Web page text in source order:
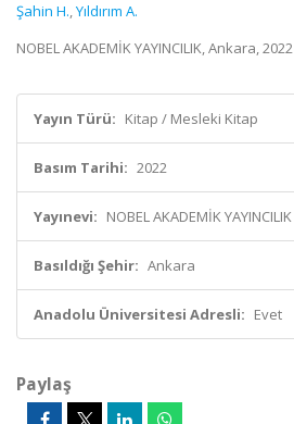
Şahin H.,Yıldırım A.
NOBEL AKADEMİK YAYINCILIK, Ankara, 2022
Yayın Türü: Kitap / Mesleki Kitap
Basım Tarihi: 2022
Yayınevi: NOBEL AKADEMİK YAYINCILIK
Basıldığı Şehir: Ankara
Anadolu Üniversitesi Adresli: Evet
Paylaş